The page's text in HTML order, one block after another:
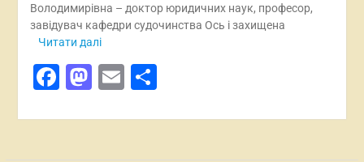
Володимирівна – доктор юридичних наук, професор,
завідувач кафедри судочинства Ось і захищена
Читати далі
Facebook
Mastodon
EmailПоділитися